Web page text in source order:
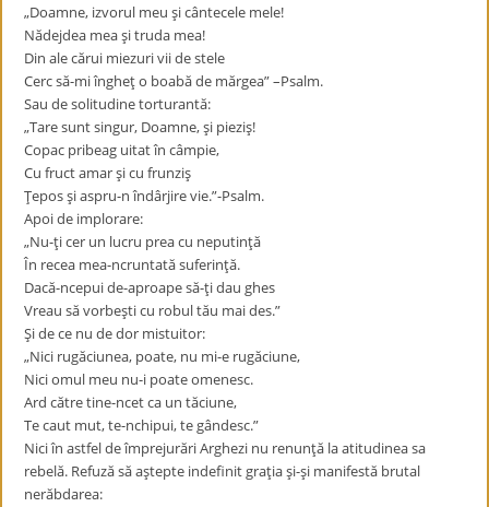
„Doamne, izvorul meu şi cântecele mele!
Nădejdea mea şi truda mea!
Din ale cărui miezuri vii de stele
Cerc să-mi îngheţ o boabă de mărgea” –Psalm.
Sau de solitudine torturantă:
„Tare sunt singur, Doamne, şi pieziş!
Copac pribeag uitat în câmpie,
Cu fruct amar şi cu frunziş
Ţepos şi aspru-n îndârjire vie.”-Psalm.
Apoi de implorare:
„Nu-ţi cer un lucru prea cu neputinţă
În recea mea-ncruntată suferinţă.
Dacă-ncepui de-aproape să-ţi dau ghes
Vreau să vorbeşti cu robul tău mai des.”
Şi de ce nu de dor mistuitor:
„Nici rugăciunea, poate, nu mi-e rugăciune,
Nici omul meu nu-i poate omenesc.
Ard către tine-ncet ca un tăciune,
Te caut mut, te-nchipui, te gândesc.”
Nici în astfel de împrejurări Arghezi nu renunţă la atitudinea sa
rebelă. Refuză să aştepte indefinit graţia şi-şi manifestă brutal
nerăbdarea: